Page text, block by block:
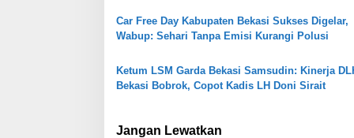
p
s
Car Free Day Kabupaten Bekasi Sukses Digelar,
Wabup: Sehari Tanpa Emisi Kurangi Polusi
Ketum LSM Garda Bekasi Samsudin: Kinerja
Bekasi Bobrok, Copot Kadis LH Doni Sirait
Jangan Lewatkan